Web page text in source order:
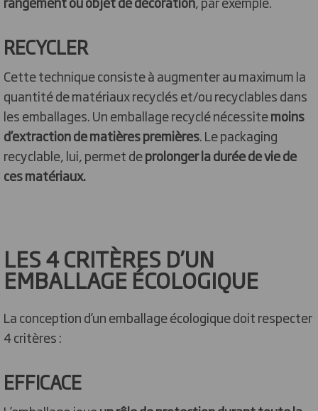
RECYCLER
Cette technique consiste à augmenter au maximum la
quantité de matériaux recyclés et/ou recyclables dans
les emballages. Un emballage recyclé nécessitemoins
d’extraction de matières premières. Le packaging
recyclable, lui, permet deprolonger la durée de vie de
ces matériaux.
LES 4 CRITÈRES D’UN
EMBALLAGE ÉCOLOGIQUE
La conception d’un emballage écologique doit respecter
4 critères :
EFFICACE